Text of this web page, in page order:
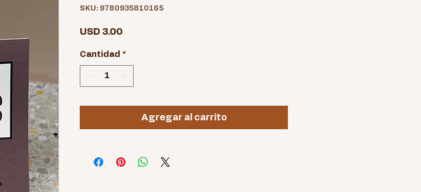
SKU: 9780935810165
USD 3.00Precio
Cantidad *
Agregar al carrito